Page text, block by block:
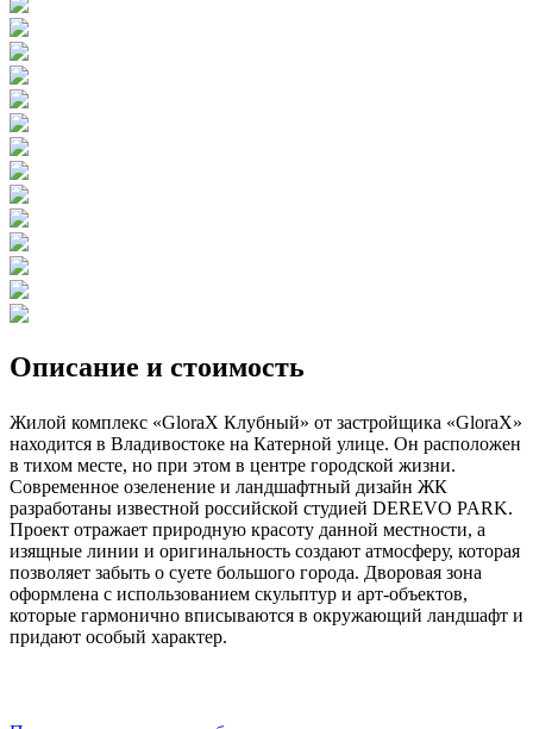
Описание и стоимость
Жилой комплекс «GloraX Клубный» от застройщика «GloraX»
находится в Владивостоке на Катерной улице. Он расположен
в тихом месте, но при этом в центре городской жизни.
Современное озеленение и ландшафтный дизайн ЖК
разработаны известной российской студией DEREVO PARK.
Проект отражает природную красоту данной местности, а
изящные линии и оригинальность создают атмосферу, которая
позволяет забыть о суете большого города. Дворовая зона
оформлена с использованием скульптур и арт-объектов,
которые гармонично вписываются в окружающий ландшафт и
придают особый характер.